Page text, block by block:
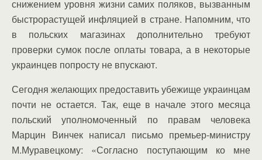
снижением уровня жизни самих поляков, вызванным
быстрорастущей инфляцией в стране. Напомним, что
в польских магазинах дополнительно требуют
проверки сумок после оплаты товара, а в некоторые
украинцев попросту не впускают.
Сегодня желающих предоставить убежище украинцам
почти не остается. Так, еще в начале этого месяца
польский уполномоченный по правам человека
Марцин Винчек написал письмо премьер-министру
М.Муравецкому: «Согласно поступающим ко мне